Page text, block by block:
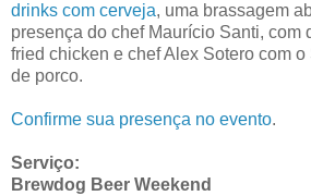
drinks com cerveja, uma brassagem
presença do chef Maurício Santi, com
fried chicken e chef Alex Sotero com
de porco.
Confirme sua presença no evento.
Serviço:
Brewdog Beer Weekend